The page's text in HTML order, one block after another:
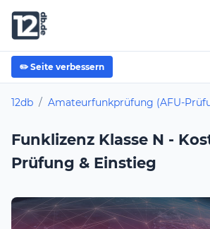
✏️ Seite verbessern
12db / Amateurfunkprüfung (AFU-Prüfung) - Dein
Funklizenz Klasse N -
Prüfung & Einstieg